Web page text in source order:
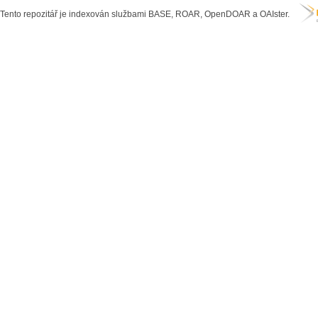
Tento repozitář je indexován službami BASE, ROAR, OpenDOAR a OAIster.